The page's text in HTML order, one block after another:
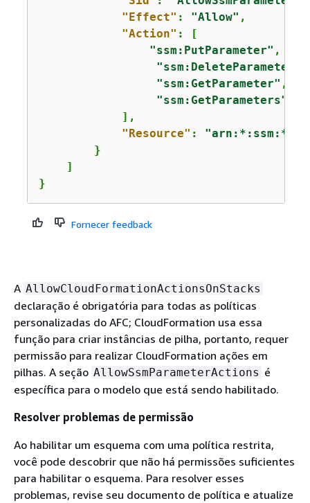
"Effect" : "Allow" ,
"Action" : [
"ssm:PutParameter" ,
"ssm:DeleteParameter"
"ssm:GetParameter" ,
"ssm:GetParameters"
            ],
"Resource" :
        }
    ]
}
Fornecer feedback
A AllowCloudFormationActionsOnStacks
declaração é obrigatória para todas as políticas
personalizadas do AFC; CloudFormation usa essa
função para criar instâncias de pilha, portanto, requer
permissão para realizar CloudFormation ações em
pilhas. A seção AllowSsmParameterActions é
específica para o modelo que está sendo habilitado.
Resolver problemas de permissão
Ao habilitar um esquema com uma política restrita,
você pode descobrir que não há permissões suficientes
para habilitar o esquema. Para resolver esses
problemas, revise seu documento de política e atualize